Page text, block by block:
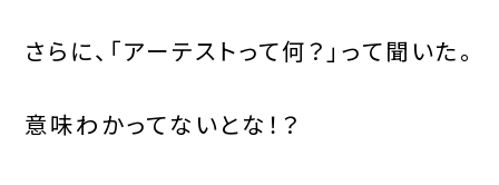
さらに、「アーテストって何？」って聞いた。
意味わかってないとな！？